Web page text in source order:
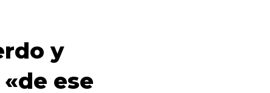
y
ese